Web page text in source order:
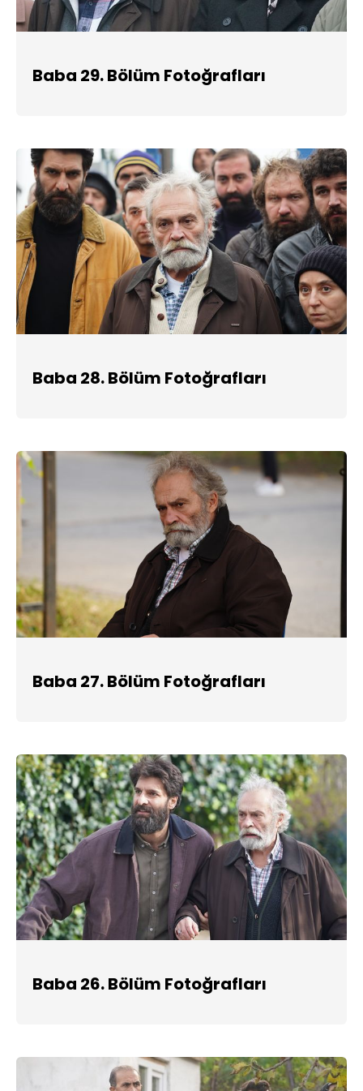
Baba 29. Bölüm Fotoğrafları
Baba 28. Bölüm Fotoğrafları
Baba 27. Bölüm Fotoğrafları
Baba 26. Bölüm Fotoğrafları